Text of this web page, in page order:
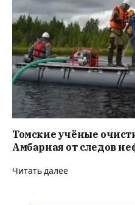
Томские учёные
Амбарная от следов
Читать далее